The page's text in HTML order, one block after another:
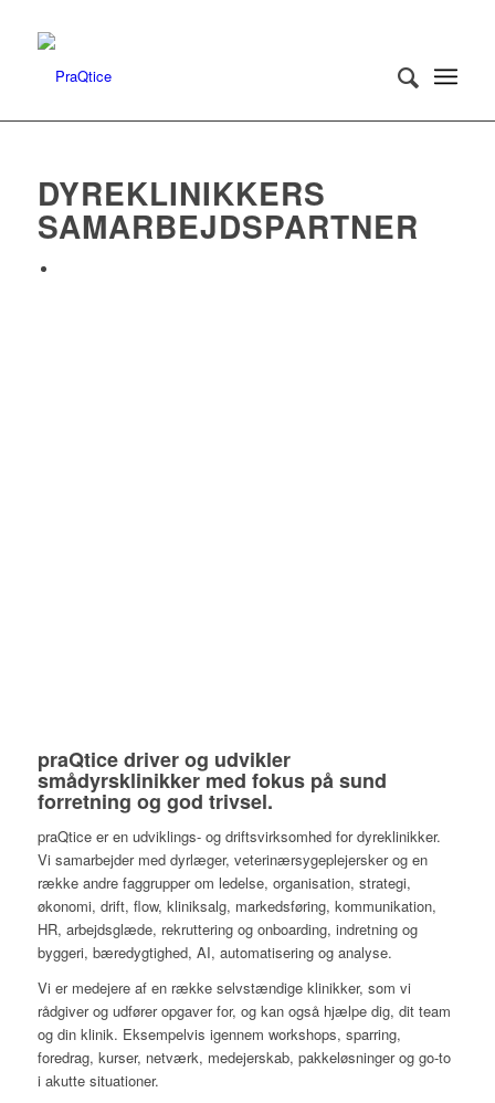
DYREKLINIKKERS
SAMARBEJDSPARTNER
praQtice driver og udvikler
smådyrsklinikker med fokus på sund
forretning og god trivsel.
praQtice er en udviklings- og driftsvirksomhed for dyreklinikker.
Vi samarbejder med dyrlæger, veterinærsygeplejersker og en
række andre faggrupper om ledelse, organisation, strategi,
økonomi, drift, flow, kliniksalg, markedsføring, kommunikation,
HR, arbejdsglæde, rekruttering og onboarding, indretning og
byggeri, bæredygtighed, AI, automatisering og analyse.
Vi er medejere af en række selvstændige klinikker, som vi
rådgiver og udfører opgaver for, og kan også hjælpe dig, dit team
og din klinik. Eksempelvis igennem workshops, sparring,
foredrag, kurser, netværk, medejerskab, pakkeløsninger og go-to
i akutte situationer.